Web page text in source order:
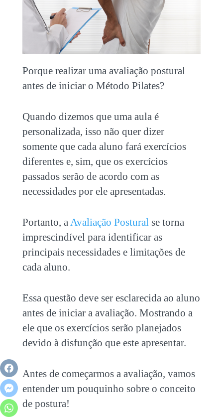
Porque realizar uma avaliação postural
antes de iniciar o Método Pilates?
Quando dizemos que uma aula é
personalizada, isso não quer dizer
somente que cada aluno fará exercícios
diferentes e, sim, que os exercícios
passados serão de acordo com as
necessidades por ele apresentadas.
Portanto, aAvaliação Postural se torna
imprescindível para identificar as
principais necessidades e limitações de
cada aluno.
Essa questão deve ser esclarecida ao aluno
antes de iniciar a avaliação. Mostrando a
ele que os exercícios serão planejados
devido à disfunção que este apresentar.
Antes de começarmos a avaliação, vamos
entender um pouquinho sobre o conceito
de postura!